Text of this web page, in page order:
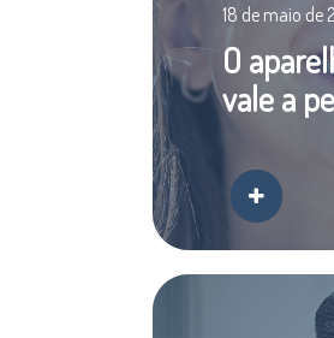
18 de maio de
O
vale a